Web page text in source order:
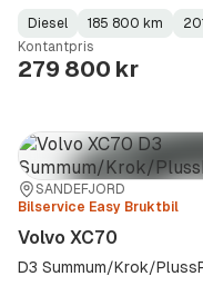
Fuel
Type:
Diesel
Kilometerstand:
185 800 km
Model
Year:
Gearbox
Type:
Kontantpris
279 800 kr
Sted:
SANDEFJORD
Forhandler:
Bilservice Easy Bruktbil
Volvo XC70
D3 Summum/Krok/